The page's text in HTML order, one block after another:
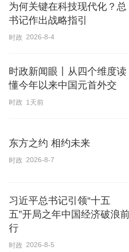
2019年8月19日，习近平总书记来
窟，实地考察文物保护和研究、弘扬优秀历
党的十八大以来，习
就加强文化和自然遗产
为何关键在科技现代化？总
书记作出战略指引
时政 2026-8-4
时政新闻眼丨从四个维度读
懂今年以来中国元首外交
时政 1天前
东方之约 相约未来
时政 2026-8-7
习近平总书记引领“十五
五”开局之年中国经济破浪
行
时政 2026-8-5